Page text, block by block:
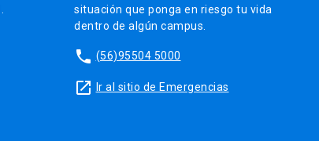
situación que ponga en riesgo tu vida
dentro de algún campus.
phone (56)95504 5000
launch Ir al sitio de Emergencias